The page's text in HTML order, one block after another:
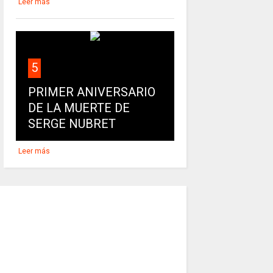
Leer más
5
PRIMER ANIVERSARIO
DE LA MUERTE DE
SERGE NUBRET
Leer más